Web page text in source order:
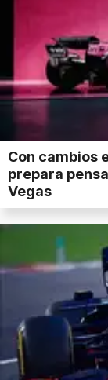
Con cambios
prepara
Vegas